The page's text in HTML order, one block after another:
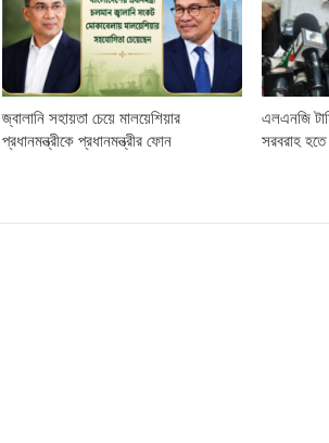
জ্বালানি সহায়তা চেয়ে মালয়েশিয়ার
প্রধানমন্ত্রীকে প্রধানমন্ত্রীর ফোন
এলএনজি
সরবরাহ